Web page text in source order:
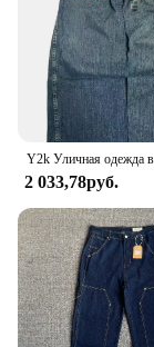
2 033,78руб.